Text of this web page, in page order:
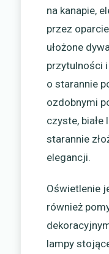
na kanapie,
przez
ułożone
przytulności i
o starannie
ozdobnymi
czyste,
starannie
elegancji.
Oświetlenie
również
lampy